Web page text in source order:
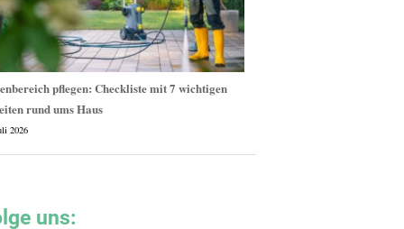
pflegen: Checkliste mit 7 wichtigen
rund ums Haus
2026
uns: